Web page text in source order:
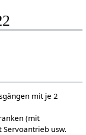
mit je 2
(mit
usw.